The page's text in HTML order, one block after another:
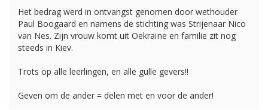
Het bedrag werd in ontvangst genomen door wethouder
Paul Boogaard en namens de stichting was Strijenaar Nico
van Nes. Zijn vrouw komt uit Oekraïne en familie zit nog
steeds in Kiev.
Trots op alle leerlingen, en alle gulle gevers!!
Geven om de ander = delen met en voor de ander!